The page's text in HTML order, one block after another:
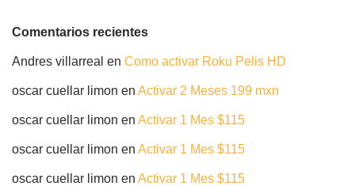
Comentarios recientes
Andres villarreal en Como activar Roku Pelis HD
oscar cuellar limon en Activar 2 Meses 199 mxn
oscar cuellar limon en Activar 1 Mes $115
oscar cuellar limon en Activar 1 Mes $115
oscar cuellar limon en Activar 1 Mes $115